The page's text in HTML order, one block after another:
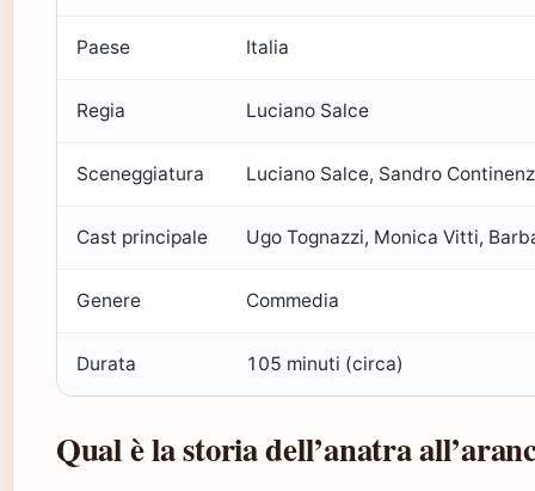
Paese Italia
Regia Luciano Salce
Sceneggiatura Luciano Salce, Sandro
Cast principale Ugo Tognazzi, Monica Vitti,
Genere Commedia
Durata 105 minuti (circa)
Qual è la storia dell’anatra